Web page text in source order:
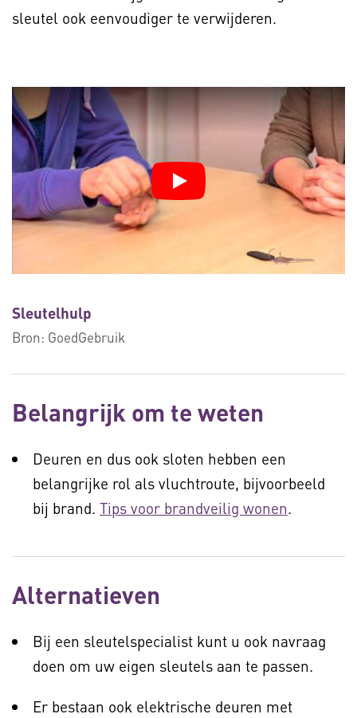
sleutel ook eenvoudiger te verwijderen.
Sleutelhulp
Bron: GoedGebruik
Belangrijk om te weten
Deuren en dus ook sloten hebben een
belangrijke rol als vluchtroute, bijvoorbeeld
bij brand. Tips voor brandveilig wonen.
Alternatieven
Bij een sleutelspecialist kunt u ook navraag
doen om uw eigen sleutels aan te passen.
Er bestaan ook elektrische deuren met